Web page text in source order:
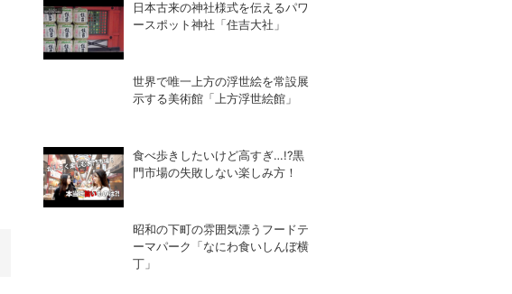
日本古来の神社様式を伝えるパワ
ースポット神社「住吉大社」
世界で唯一上方の浮世絵を常設展
示する美術館「上方浮世絵館」
食べ歩きしたいけど高すぎ…!?黒
門市場の失敗しない楽しみ方！
昭和の下町の雰囲気漂うフードテ
ーマパーク「なにわ食いしんぼ横
丁」